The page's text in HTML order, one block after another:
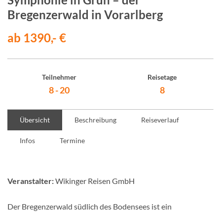
Bregenzerwald in Vorarlberg
ab 1390,- €
Teilnehmer
8 - 20
Reisetage
8
Übersicht Beschreibung Reiseverlauf
Infos Termine
Veranstalter:Wikinger Reisen GmbH
Der Bregenzerwald südlich des Bodensees ist ein